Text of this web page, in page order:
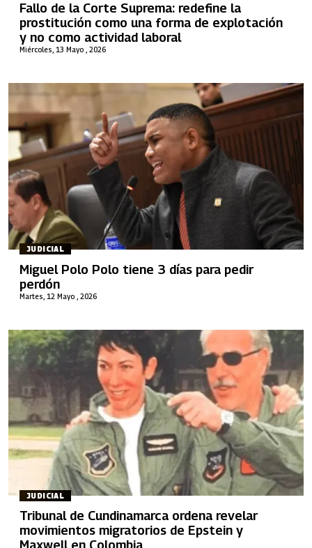
Miércoles, 13 Mayo , 2026
Fallo de la Corte Suprema: redefine la
prostitución como una forma de explotación
y no como actividad laboral
JUDICIAL
Martes, 12 Mayo , 2026
Miguel Polo Polo tiene 3 días para pedir
perdón
JUDICIAL
Tribunal de Cundinamarca ordena revelar
movimientos migratorios de Epstein y
Maxwell en Colombia